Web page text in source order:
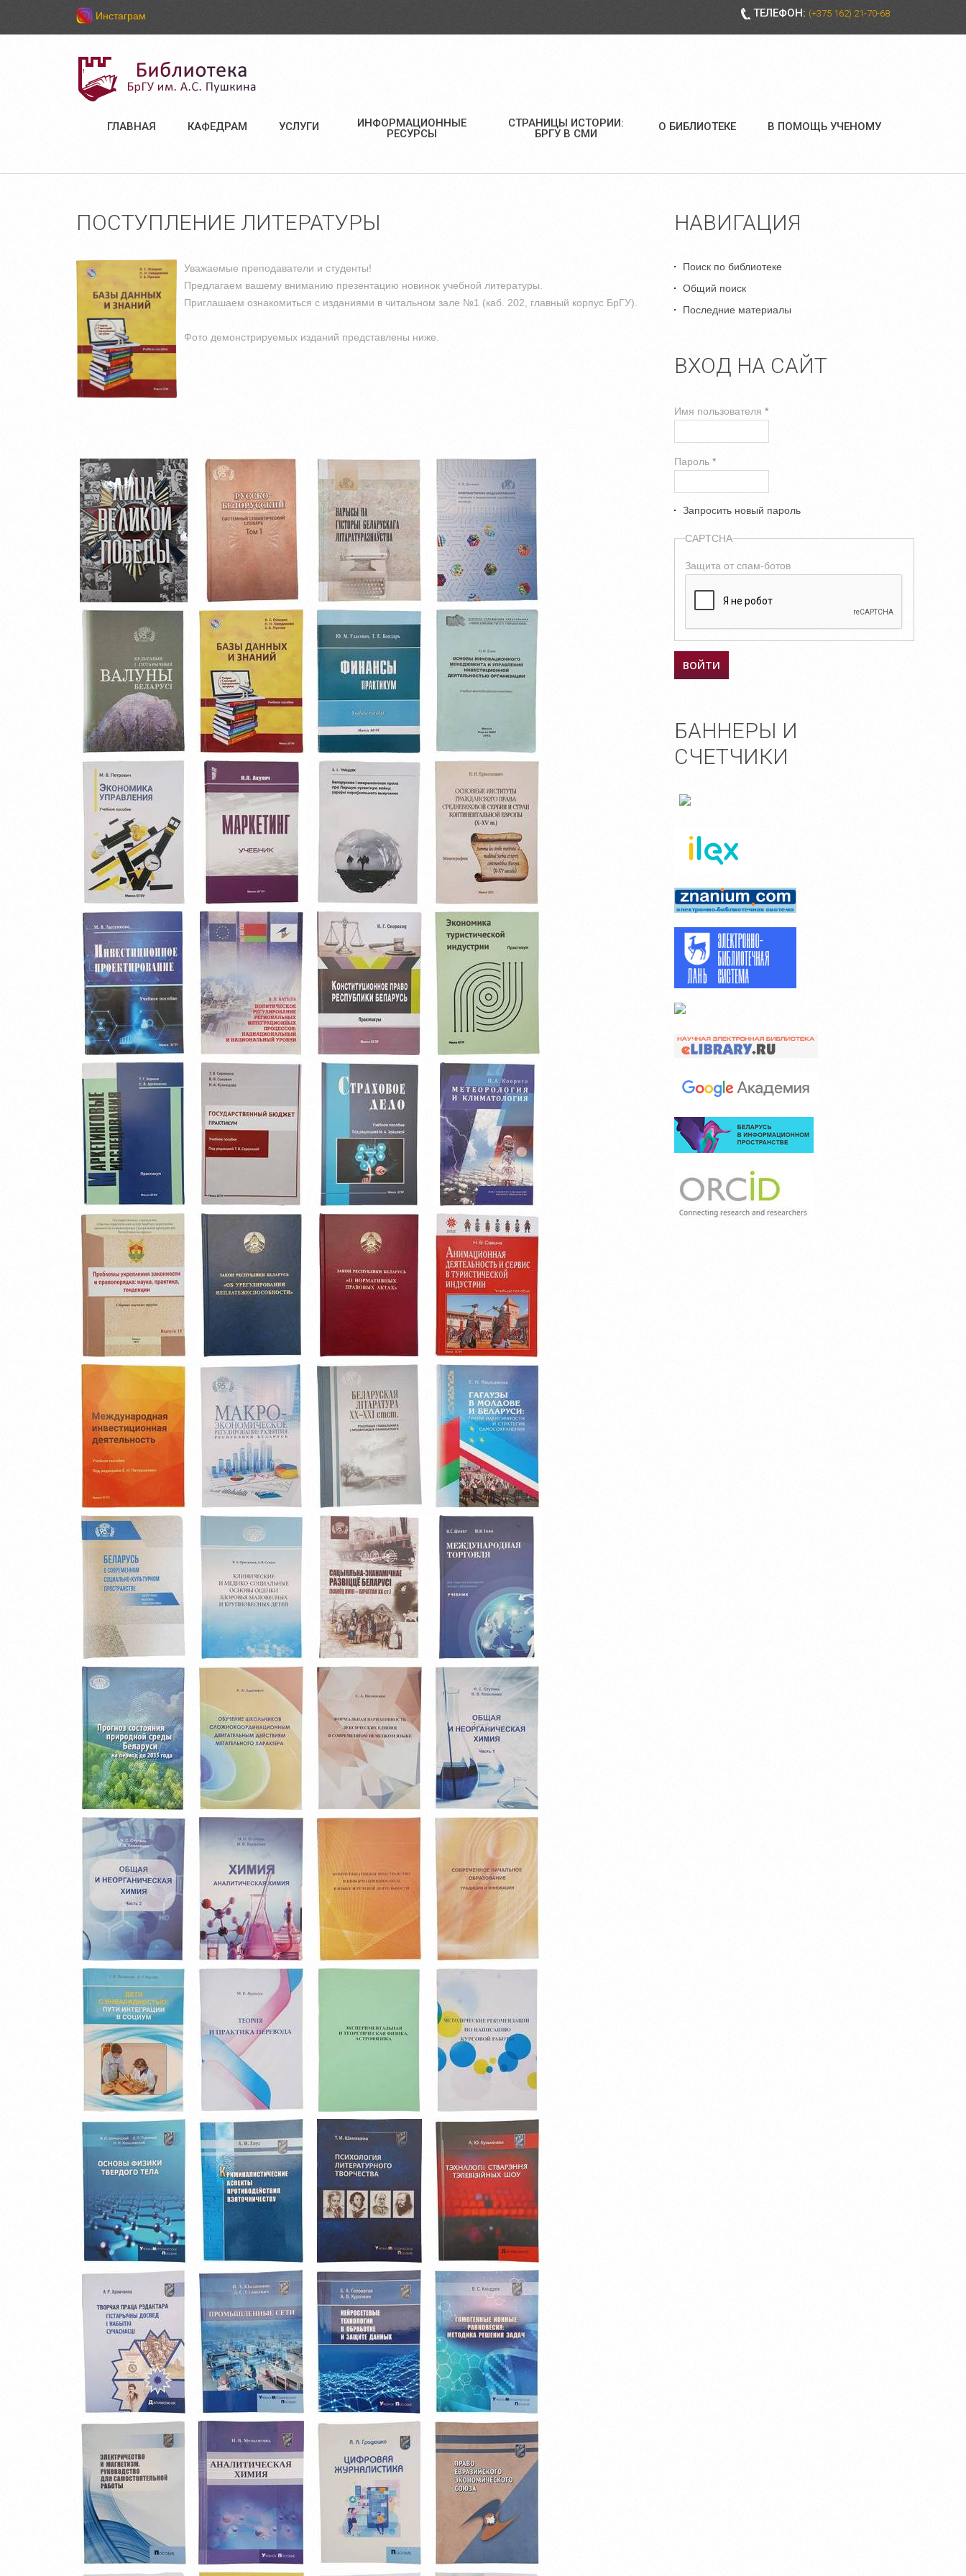
ТЕЛЕФОН: (+375 162) 21-70-68
Инстаграм
ГЛАВНАЯ КАФЕДРАМ УСЛУГИ
ИНФОРМАЦИОННЫЕ
РЕСУРСЫ
СТРАНИЦЫ ИСТОРИИ:
БРГУ В СМИ
О БИБЛИОТЕКЕ В ПОМОЩЬ УЧЕНОМУ
НАВИГАЦИЯ
Поиск по библиотеке
Общий поиск
Последние материалы
ВХОД НА САЙТ
Имя пользователя *
Пароль *
Запросить новый пароль
CAPTCHA
Защита от спам-ботов
БАННЕРЫ И
СЧЕТЧИКИ
ПОСТУПЛЕНИЕ ЛИТЕРАТУРЫ
Уважаемые преподаватели и студенты!
Предлагаем вашему вниманию презентацию новинок учебной литературы.
Приглашаем ознакомиться с изданиями в читальном зале №1 (каб. 202, главный корпус БрГУ).
Фото демонстрируемых изданий представлены ниже.